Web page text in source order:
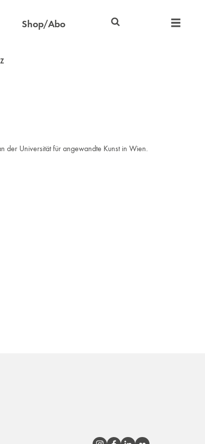
Shop/Abo
Z
der Universität für angewandte Kunst in Wien.